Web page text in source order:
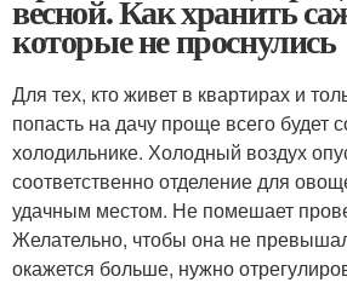
весной. Как хранить
которые не проснулись
Для тех, кто живет в квартирах и
попасть на дачу проще всего будет
холодильнике. Холодный воздух
соответственно отделение для
удачным местом. Не помешает
Желательно, чтобы она не
окажется больше, нужно